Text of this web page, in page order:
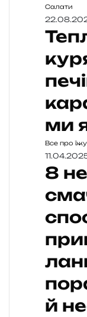
Салати
ми
Все про
8
й